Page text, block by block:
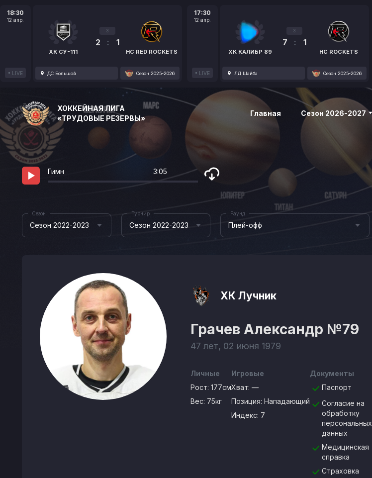
18:30
12 апр.
LIVE
ХК СУ-111
3
2 : 1
HC RED ROCKETS
ДС Большой Сезон 2025-2026
17:30
12 апр.
LIVE
ХК КАЛИБР 89
3
7 : 1
HC ROCKETS
ЛД Шайба Сезон 2025-2026
ХОККЕЙНАЯ ЛИГА
«ТРУДОВЫЕ РЕЗЕРВЫ»
Главная Сезон 2026-2027
Гимн 3:05
Сезон 2022-2023
Сезон
Сезон 2022-2023
Турнир
Плей-офф
Раунд
ХК Лучник
Грачев Александр №79
47 лет, 02 июня 1979
Личные
Рост: 177см
Вес: 75кг
Игровые
Хват: —
Позиция: Нападающий
Индекс: 7
Документы
Паспорт
Согласие на
обработку
персональных
данных
Медицинская
справка
Страховка